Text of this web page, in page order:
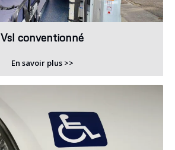
Vsl conventionné
En savoir plus >>